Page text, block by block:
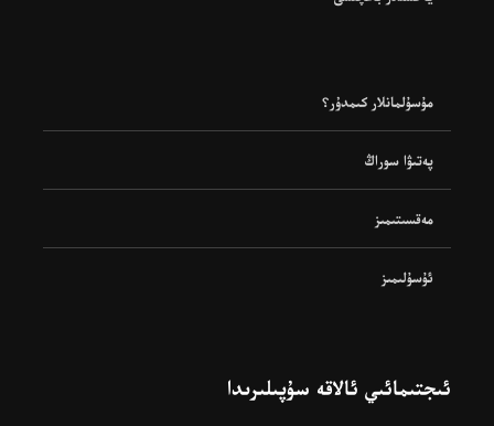
مۇسۇلمانلار كىمدۇر؟
پەتىۋا سوراڭ
مەقسىتىمىز
ئۇسۇلىمىز
ئىجتىمائىي ئالاقە سۇپىلىرىدا